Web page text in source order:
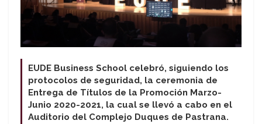
EUDE Business School celebró, siguiendo los
protocolos de seguridad, la ceremonia de
Entrega de Títulos de la Promoción Marzo-
Junio 2020-2021, la cual se llevó a cabo en el
Auditorio del Complejo Duques de Pastrana.